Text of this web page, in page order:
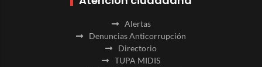
Alertas
Denuncias Anticorrupción
Directorio
TUPA MIDIS